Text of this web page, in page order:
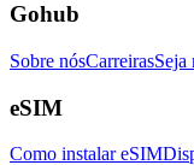
Gohub
Sobre nósCarreirasSeja
eSIM
Como instalar eSIM